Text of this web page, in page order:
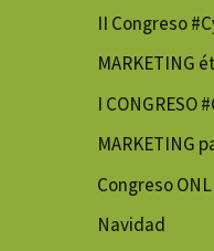
II Congreso
MARKETING
I CONGRESO
MARKETING
Congreso
Navidad